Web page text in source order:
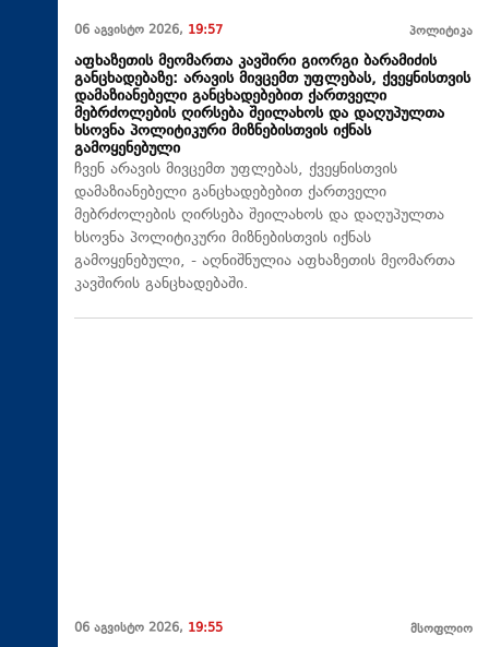
06 აგვისტო 2026, 19:57 პოლიტიკა
აფხაზეთის მეომართა კავშირი გიორგი ბარამიძის
განცხადებაზე: არავის მივცემთ უფლებას, ქვეყნისთვის
დამაზიანებელი განცხადებებით ქართველი
მებრძოლების ღირსება შეილახოს და დაღუპულთა
ხსოვნა პოლიტიკური მიზნებისთვის იქნას
გამოყენებული
ჩვენ არავის მივცემთ უფლებას, ქვეყნისთვის
დამაზიანებელი განცხადებებით ქართველი
მებრძოლების ღირსება შეილახოს და დაღუპულთა
ხსოვნა პოლიტიკური მიზნებისთვის იქნას
გამოყენებული, - აღნიშნულია აფხაზეთის მეომართა
კავშირის განცხადებაში.
06 აგვისტო 2026, 19:55 მსოფლიო